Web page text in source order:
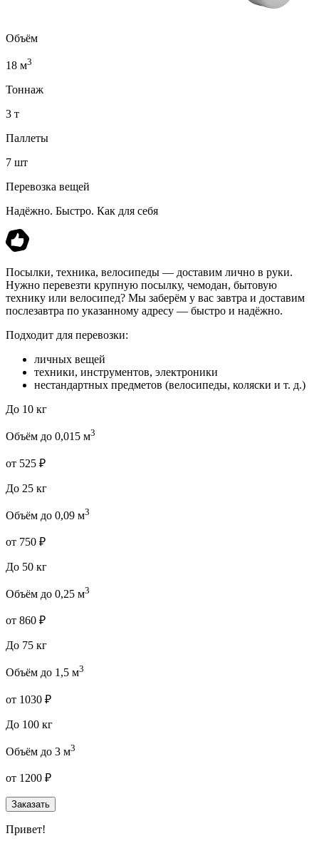
Объём
18 м3
Тоннаж
3 т
Паллеты
7 шт
Перевозка вещей
Надёжно. Быстро. Как для себя
Посылки, техника, велосипеды — доставим лично в руки.
Нужно перевезти крупную посылку, чемодан, бытовую
технику или велосипед? Мы заберём у вас завтра и доставим
послезавтра по указанному адресу — быстро и надёжно.
Подходит для перевозки:
личных вещей
техники, инструментов, электроники
нестандартных предметов (велосипеды, коляски и т. д.)
До 10 кг
Объём до 0,015 м3
от 525 ₽
До 25 кг
Объём до 0,09 м3
от 750 ₽
До 50 кг
Объём до 0,25 м3
от 860 ₽
До 75 кг
Объём до 1,5 м3
от 1030 ₽
До 100 кг
Объём до 3 м3
от 1200 ₽
Заказать
Привет!